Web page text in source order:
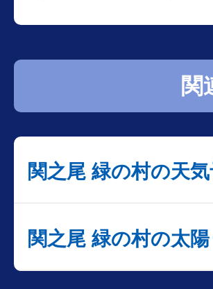
関
関之尾 緑の村の天
関之尾 緑の村の太